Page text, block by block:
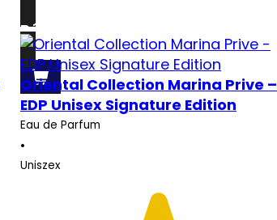
Részletek
Oriental Collection Marina Prive –
EDP Unisex Signature Edition
Eau de Parfum
•
Uniszex